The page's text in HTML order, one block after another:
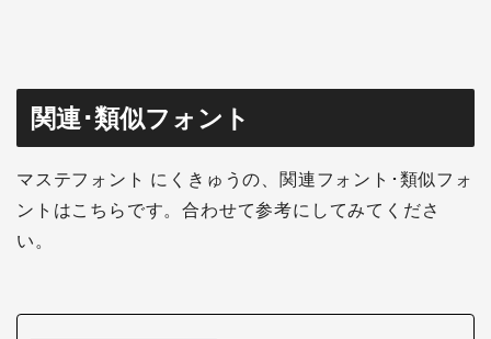
関連･類似フォント
マステフォント にくきゅうの、関連フォント･類似フォ
ントはこちらです。合わせて参考にしてみてくださ
い。